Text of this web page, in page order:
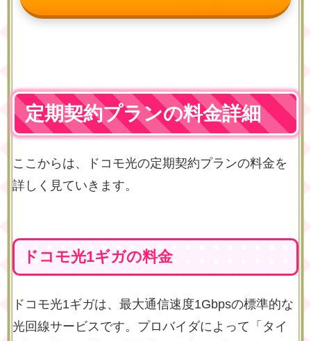
定期契約プランの料金詳細
ここからは、ドコモ光の定期契約プランの料金を
詳しく見ていきます。
ドコモ光1ギガの料金
ドコモ光1ギガは、最大通信速度1Gbpsの標準的な
光回線サービスです。プロバイダによって「タイ